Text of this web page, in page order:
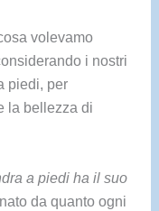
volevamo
i nostri
piedi, per
la bellezza di
a piedi ha il suo
da quanto ogni